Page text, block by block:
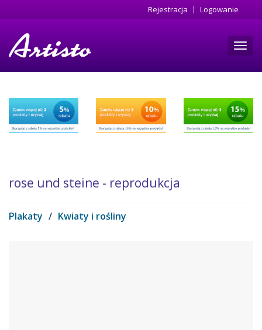
do
Rejestracja Logowanie
rose und steine - reprodukcja
Plakaty / Kwiaty i rośliny